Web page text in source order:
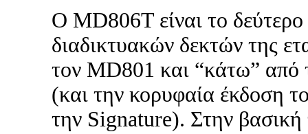
Ο MD806T είναι το δεύτερο
διαδικτυακών δεκτών της
τον MD801 και “κάτω” από
(και την κορυφαία έκδοση
την Signature). Στην